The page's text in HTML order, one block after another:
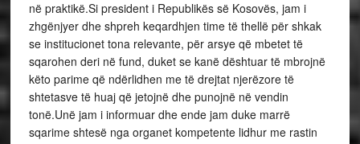
në praktikë.Si president i Republikës së Kosovës, jam i
zhgënjyer dhe shpreh keqardhjen time të thellë për shkak
se institucionet tona relevante, për arsye që mbetet të
sqarohen deri në fund, duket se kanë dështuar të mbrojnë
këto parime që ndërlidhen me të drejtat njerëzore të
shtetasve të huaj që jetojnë dhe punojnë në vendin
tonë.Unë jam i informuar dhe ende jam duke marrë
sqarime shtesë nga organet kompetente lidhur me rastin